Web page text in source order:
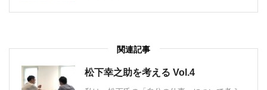
関連記事
松下幸之助を考える Vol.4